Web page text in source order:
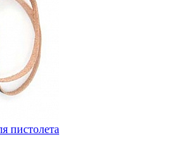
пистолета